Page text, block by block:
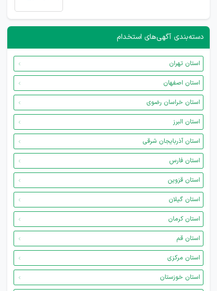
دسته‌بندی آگهی‌های استخدام
استان تهران
استان اصفهان
استان خراسان رضوی
استان البرز
استان آذربایجان شرقی
استان فارس
استان قزوین
استان گیلان
استان کرمان
استان قم
استان مرکزی
استان خوزستان